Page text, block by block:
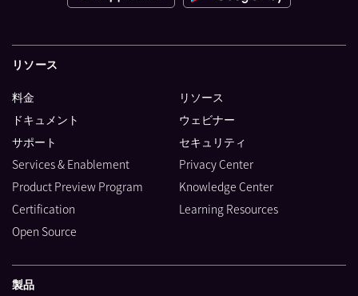
製品
リソース
料金
ドキュメント
サポート
Services & Enablement
Product Preview Program
Certification
Open Source
リソース
ウェビナー
セキュリティ
Privacy Center
Knowledge Center
Learning Resources